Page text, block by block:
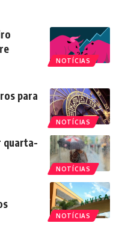
NOTÍCIAS
NOTÍCIAS
para
NOTÍCIAS
quarta-
NOTÍCIAS